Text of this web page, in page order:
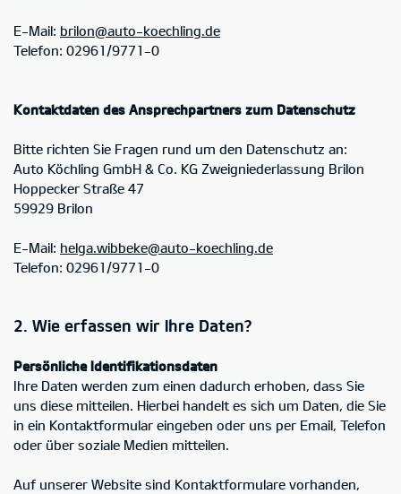
E-Mail: brilon@auto-koechling.de
Telefon: 02961/9771-0
Kontaktdaten des Ansprechpartners zum Datenschutz
Bitte richten Sie Fragen rund um den Datenschutz an:
Auto Köchling GmbH & Co. KG Zweigniederlassung Brilon
Hoppecker Straße 47
59929 Brilon
E-Mail: helga.wibbeke@auto-koechling.de
Telefon: 02961/9771-0
2. Wie erfassen wir Ihre Daten?
Persönliche Identifikationsdaten
Ihre Daten werden zum einen dadurch erhoben, dass Sie
uns diese mitteilen. Hierbei handelt es sich um Daten, die Sie
in ein Kontaktformular eingeben oder uns per Email, Telefon
oder über soziale Medien mitteilen.
Auf unserer Website sind Kontaktformulare vorhanden,